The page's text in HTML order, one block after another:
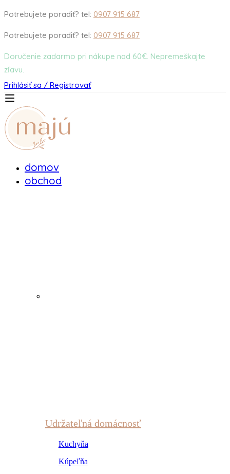
Potrebujete poradiť? tel: 0907 915 687
Potrebujete poradiť? tel: 0907 915 687
Doručenie zadarmo pri nákupe nad 60€. Nepremeškajte
zľavu.
Prihlásiť sa / Registrovať
domov
obchod
Udržateľná domácnosť
Kuchyňa
Kúpeľňa